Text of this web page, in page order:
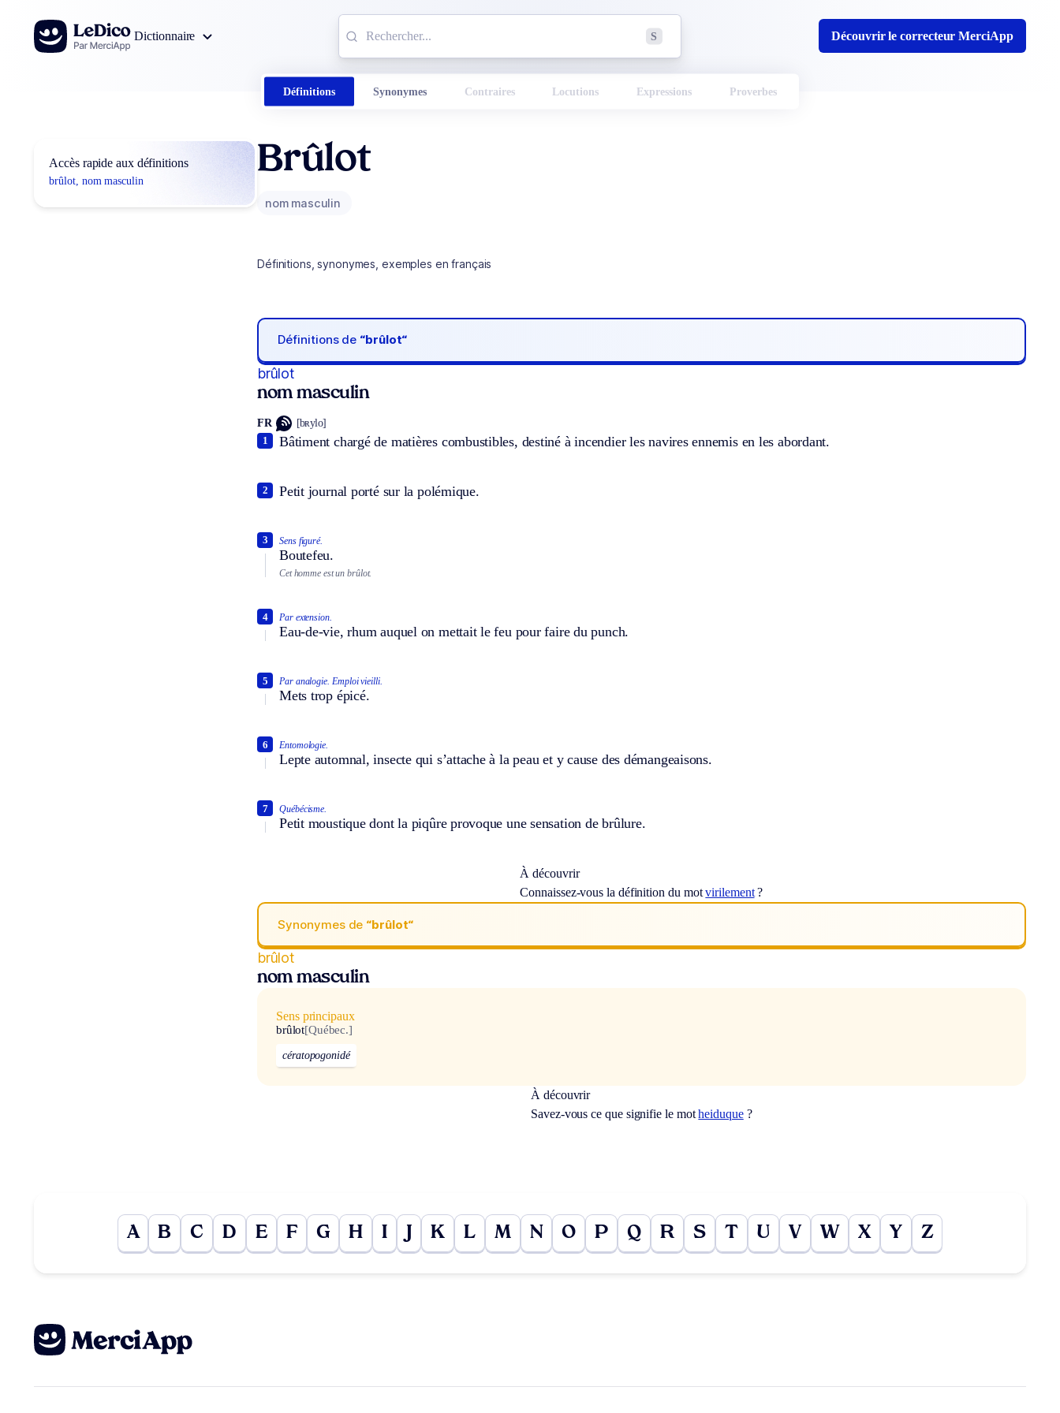
Aller au contenu
Dictionnaire
S Découvrir le correcteur MerciApp
Définitions Synonymes Contraires Locutions Expressions Proverbes
Accès rapide aux définitions
brûlot, nom masculin
Brûlot
nom masculin
Définitions, synonymes, exemples en français
Définitions de “brûlot“
brûlot
nom masculin
FR [bʀylo]
Bâtiment chargé de matières combustibles, destiné à incendier les navires ennemis en les abordant.
1
Petit journal porté sur la polémique.
2
Sens figuré.
Boutefeu.
3
Cet homme est un brûlot.
Par extension.
Eau-de-vie, rhum auquel on mettait le feu pour faire du punch.
4
Par analogie. Emploi vieilli.
Mets trop épicé.
5
Entomologie.
Lepte automnal, insecte qui s’attache à la peau et y cause des démangeaisons.
6
Québécisme.
Petit moustique dont la piqûre provoque une sensation de brûlure.
7
À découvrir
Connaissez-vous la définition du motvirilement?
Synonymes de “brûlot“
brûlot
nom masculin
Sens principaux
brûlot[Québec.]
cératopogonidé
À découvrir
Savez-vous ce que signifie le motheiduque?
A B C D E F G H I J K L M N O P Q R S T U V W X Y Z